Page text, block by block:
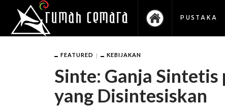
PUSTAKA
FEATURED KEBIJAKAN
Sinte: Ganja
yang Disintesiskan